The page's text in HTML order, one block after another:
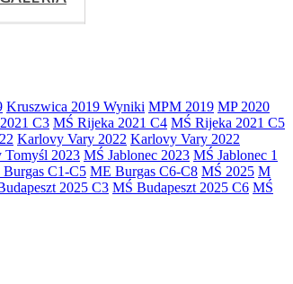
Kruszwica 2019 Wyniki MPM 2019 MP 2020
C3 MŚ Rijeka 2021 C4 MŚ Rijeka 2021 C5
Karlovy Vary 2022 Karlovy Vary 2022
Tomyśl 2023 MŚ Jablonec 2023 MŚ Jablonec 1
C1-C5 ME Burgas C6-C8 MŚ 2025 M
2025 C3 MŚ Budapeszt 2025 C6 MŚ